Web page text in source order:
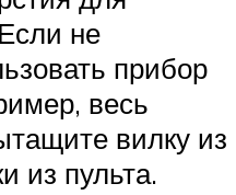
не
прибор
весь
вилку из
из пульта.